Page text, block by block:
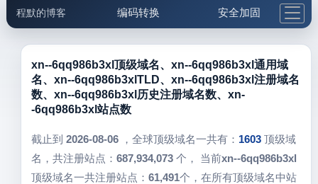
程默的博客 编码转换 安全加固
邮件工具 生活便民 更多工具
5.1支付宝大红包
xn--6qq986b3xl顶级域名、xn--6qq986b3xl通用域
名、xn--6qq986b3xlTLD、xn--6qq986b3xl注册域名
数、xn--6qq986b3xl历史注册域名数、xn-
-6qq986b3xl站点数
截止到 2026-08-06，全球顶级域名一共有： 1603 顶级域
名，共注册站点： 687,934,073 个， 当前xn--6qq986b3xl
顶级域名一共注册站点： 61,491个，在所有顶级域名中站